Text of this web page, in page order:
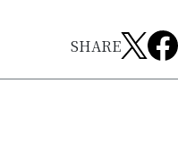
SHARE